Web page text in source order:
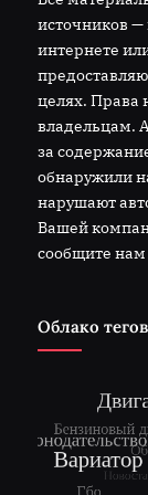
источников —
интернете
целях. Права
владельцам.
за
обнаружили
нарушают
Вашей
сообщите нам
Облако тегов